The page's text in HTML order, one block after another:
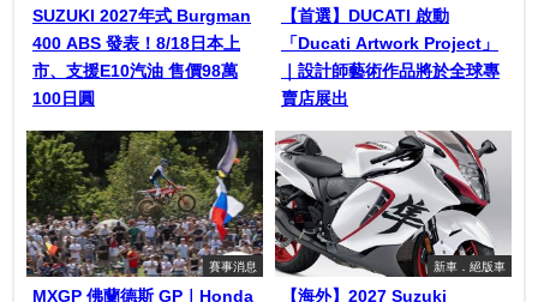
SUZUKI 2027年式 Burgman
400 ABS 發表！8/18日本上
市、支援E10汽油 售價98萬
100日圓
【首選】DUCATI 啟動
「Ducati Artwork Project」
｜設計師藝術作品將於全球專
賣店展出
賽事消息
MXGP 佛蘭德斯 GP｜Honda
新車．絕版車
【海外】2027 Suzuki